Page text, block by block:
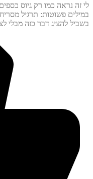
נראה כמו רק גיוס כספים
פשוטות: תרגיל מסריח.
להציג דבר כזה מבלי